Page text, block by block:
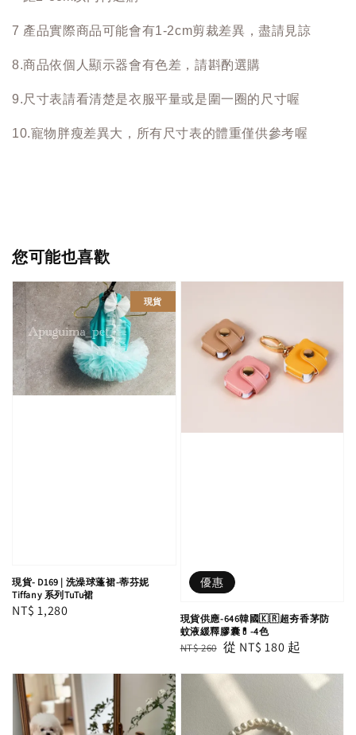
7 產品實際商品可能會有1-2cm剪裁差異，盡請見諒
8.商品依個人顯示器會有色差，請斟酌選購
9.尺寸表請看清楚是衣服平量或是圍一圈的尺寸喔
10.寵物胖瘦差異大，所有尺寸表的體重僅供參考喔
您可能也喜歡
現貨
現貨- D169 | 洗澡球蓬裙-蒂芬妮
Tiffany 系列TuTu裙
Regular
NT$ 1,280
優惠
現貨供應-646韓國🇰🇷超夯香茅防
蚊液緩釋膠囊💊-4色
Regular
NT$ 260 Sale
從 NT$ 180 起